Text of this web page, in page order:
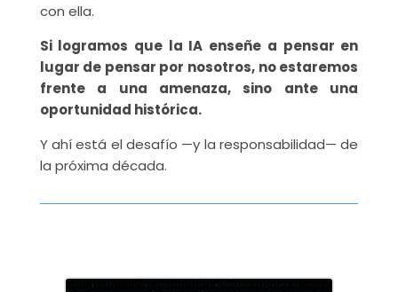
con ella.
Si logramos que la IA enseñe a pensar en
lugar de pensar por nosotros, no estaremos
frente a una amenaza, sino ante una
oportunidad histórica.
Y ahí está el desafío —y la responsabilidad— de
la próxima década.